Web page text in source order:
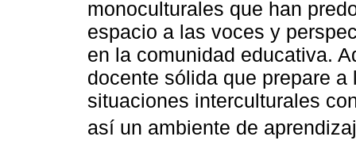
monoculturales que han
espacio a las voces y
en la comunidad educativa.
docente sólida que prepare
situaciones interculturales
así un ambiente de